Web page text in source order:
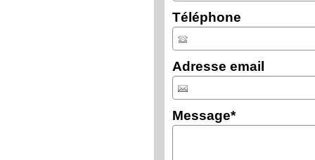
Téléphone
Adresse email
Message*